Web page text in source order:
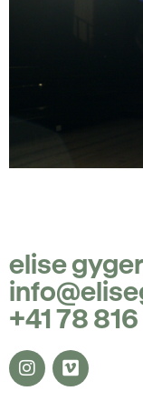
elise gyger
+41 78